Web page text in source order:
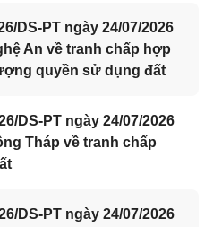
DS-PT ngày 24/07/2026
An về tranh chấp hợp
quyền sử dụng đất
DS-PT ngày 24/07/2026
Tháp về tranh chấp
DS-PT ngày 24/07/2026